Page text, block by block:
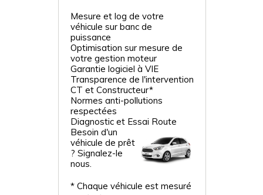
Mesure et log de votre
véhicule sur banc de
puissance
Optimisation sur mesure de
votre gestion moteur
Garantie logiciel à VIE
Transparence de l'intervention
CT et Constructeur*
Normes anti-pollutions
respectées
Diagnostic et Essai Route
Besoin d'un
véhicule de prêt
? Signalez-le
nous.
* Chaque véhicule est mesuré